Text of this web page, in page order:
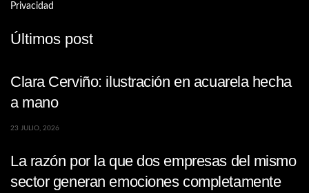
Privacidad
Últimos post
Clara Cerviño: ilustración en acuarela hecha
a mano
23 JULIO, 2026
La razón por la que dos empresas del mismo
sector generan emociones completamente